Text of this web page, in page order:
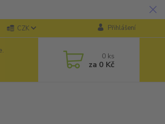
CZK Přihlášení
0 ks
za 0 Kč